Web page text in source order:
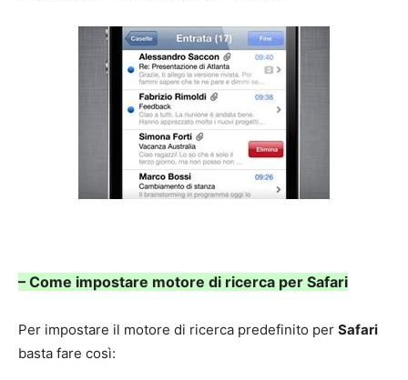
– Come impostare motore di ricerca per Safari
Per impostare il motore di ricerca predefinito per Safari
basta fare così: